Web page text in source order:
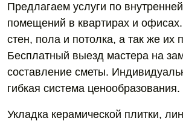
Предлагаем услуги по
помещений в квартирах и
стен, пола и потолка, а так же их
Бесплатный выезд мастера на
составление сметы.
гибкая система ценообразования.
Укладка керамической плитки,